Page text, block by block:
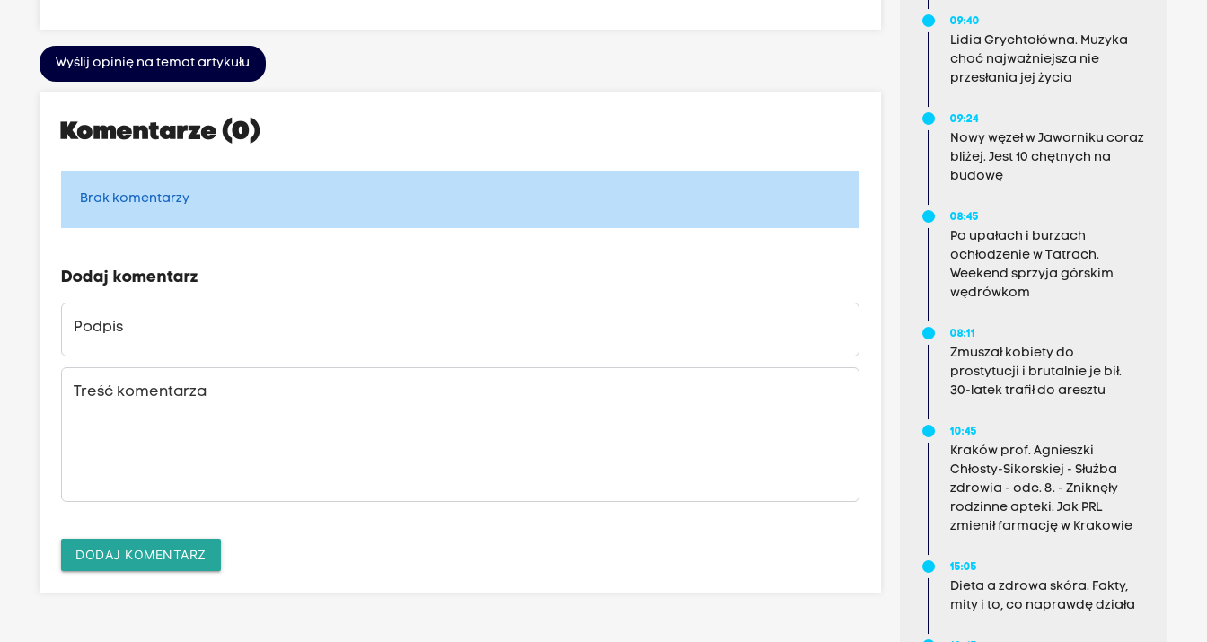
Wyślij opinię na temat artykułu
Komentarze (0)
Brak komentarzy
Dodaj komentarz
Podpis
Treść komentarza
DODAJ KOMENTARZ
09:40
Lidia Grychtołówna. Muzyka
choć najważniejsza nie
przesłania jej życia
09:24
Nowy węzeł w Jaworniku coraz
bliżej. Jest 10 chętnych na
budowę
08:45
Po upałach i burzach
ochłodzenie w Tatrach.
Weekend sprzyja górskim
wędrówkom
08:11
Zmuszał kobiety do
prostytucji i brutalnie je bił.
30-latek trafił do aresztu
10:45
Kraków prof. Agnieszki
Chłosty-Sikorskiej - Służba
zdrowia - odc. 8. - Zniknęły
rodzinne apteki. Jak PRL
zmienił farmację w Krakowie
15:05
Dieta a zdrowa skóra. Fakty,
mity i to, co naprawdę działa